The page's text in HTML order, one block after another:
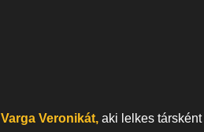
Varga Veronikát, aki lelkes társként